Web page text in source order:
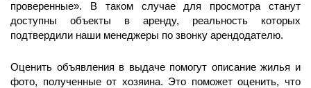
проверенные». В таком случае для просмотра станут
доступны объекты в аренду, реальность которых
подтвердили наши менеджеры по звонку арендодателю.
Оценить объявления в выдаче помогут описание жилья и
фото, полученные от хозяина. Это поможет оценить, что